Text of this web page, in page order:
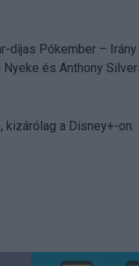
díjas Pókember –
és Anthony
a Disney+-on.